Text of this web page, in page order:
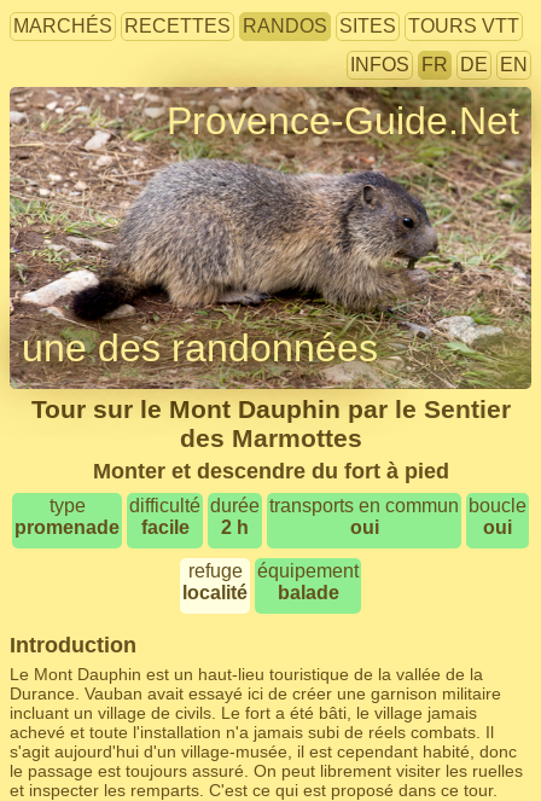
MARCHÉS RECETTES RANDOS SITES
TOURS VTT
INFOS
FR DE EN
Provence-Guide.Net
une des randonnées
Tour sur le Mont Dauphin par le Sentier
des Marmottes
Monter et descendre du fort à pied
type
promenade
difficulté
facile
durée
2 h
transports en commun
oui
boucle
oui
refuge
localité
équipement
balade
Introduction
Le Mont Dauphin est un haut-lieu touristique de la vallée de la
Durance. Vauban avait essayé ici de créer une garnison militaire
incluant un village de civils. Le fort a été bâti, le village jamais
achevé et toute l'installation n'a jamais subi de réels combats. Il
s'agit aujourd'hui d'un village-musée, il est cependant habité, donc
le passage est toujours assuré. On peut librement visiter les ruelles
et inspecter les remparts. C'est ce qui est proposé dans ce tour.